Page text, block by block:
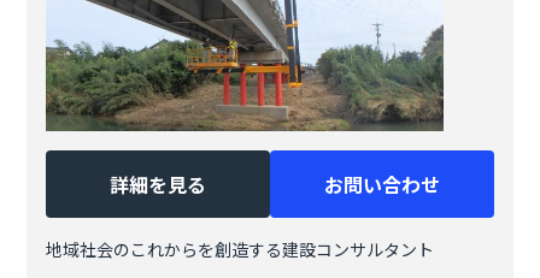
詳細を見る お問い合わせ
地域社会のこれからを創造する建設コンサルタント